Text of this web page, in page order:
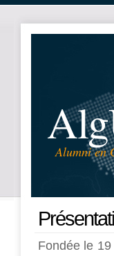
Alumni en
Fondée le 19